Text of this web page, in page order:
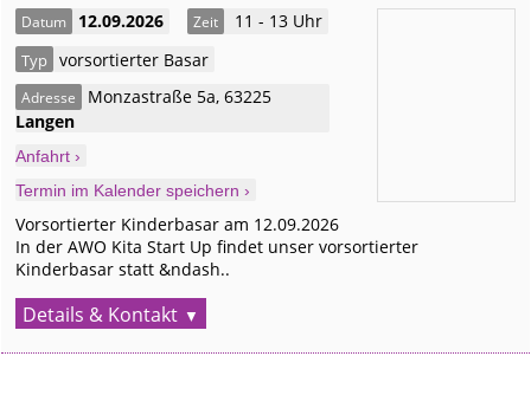
Datum 12.09.2026 Zeit 11 - 13 Uhr
Typ vorsortierter Basar
Adresse Monzastraße 5a,63225
Langen
Anfahrt ›
Termin im Kalender speichern ›
Vorsortierter Kinderbasar am 12.09.2026
In der AWO Kita Start Up findet unser vorsortierter
Kinderbasar statt &ndash..
Details & Kontakt